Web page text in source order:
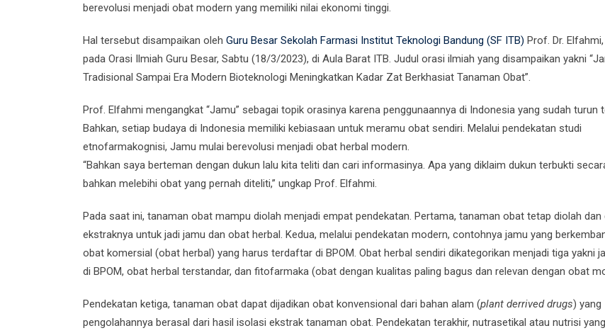
berevolusi menjadi obat modern yang memiliki nilai ekonomi tinggi.
Hal tersebut disampaikan oleh Guru Besar Sekolah Farmasi Institut Teknologi Bandung (SF ITB) Prof. Dr. Elfahmi,
pada Orasi Ilmiah Guru Besar, Sabtu (18/3/2023), di Aula Barat ITB. Judul orasi ilmiah yang disampaikan yakni
Tradisional Sampai Era Modern Bioteknologi Meningkatkan Kadar Zat Berkhasiat Tanaman Obat”.
Prof. Elfahmi mengangkat “Jamu” sebagai topik orasinya karena penggunaannya di Indonesia yang sudah turun
Bahkan, setiap budaya di Indonesia memiliki kebiasaan untuk meramu obat sendiri. Melalui pendekatan studi
etnofarmakognisi, Jamu mulai berevolusi menjadi obat herbal modern.
“Bahkan saya berteman dengan dukun lalu kita teliti dan cari informasinya. Apa yang diklaim dukun terbukti
bahkan melebihi obat yang pernah diteliti,” ungkap Prof. Elfahmi.
Pada saat ini, tanaman obat mampu diolah menjadi empat pendekatan. Pertama, tanaman obat tetap diolah dan
ekstraknya untuk jadi jamu dan obat herbal. Kedua, melalui pendekatan modern, contohnya jamu yang
obat komersial (obat herbal) yang harus terdaftar di BPOM. Obat herbal sendiri dikategorikan menjadi tiga yakni
di BPOM, obat herbal terstandar, dan fitofarmaka (obat dengan kualitas paling bagus dan relevan dengan obat
Pendekatan ketiga, tanaman obat dapat dijadikan obat konvensional dari bahan alam (plant derrived drugs) yang
pengolahannya berasal dari hasil isolasi ekstrak tanaman obat. Pendekatan terakhir, nutrasetikal atau nutrisi